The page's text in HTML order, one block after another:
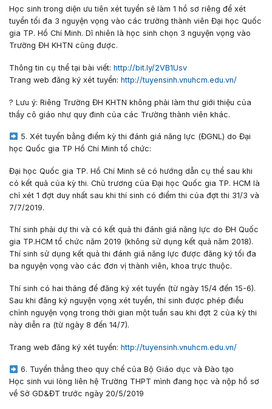
Học sinh trong diện ưu tiên xét tuyển sẽ làm 1 hồ sơ riêng để xét
tuyển tối đa 3 nguyện vọng vào các trường thành viên Đại học Quốc
gia TP. Hồ Chí Minh. Dĩ nhiên là học sinh chọn 3 nguyện vọng vào
Trường ĐH KHTN cũng được.
Thông tin cụ thể tại bài viết: http://bit.ly/2VB1Usv
Trang web đăng ký xét tuyển: http://tuyensinh.vnuhcm.edu.vn/
? Lưu ý: Riêng Trường ĐH KHTN không phải làm thư giới thiệu của
thầy cô giáo như quy đinh của các Trường thành viên khác.
5. Xét tuyển bằng điểm kỳ thi đánh giá năng lực (ĐGNL) do Đại
học Quốc gia TP Hồ Chí Minh tổ chức:
Đại học Quốc gia TP. Hồ Chí Minh sẽ có hướng dẫn cụ thể sau khi
có kết quả của kỳ thi. Chủ trương của Đại học Quốc gia TP. HCM là
chỉ xét 1 đợt duy nhất sau khi thí sinh có điểm thi của đợt thi 31/3 và
7/7/2019.
Thí sinh phải dự thi và có kết quả thi đánh giá năng lực do ĐH Quốc
gia TP.HCM tổ chức năm 2019 (không sử dụng kết quả năm 2018).
Thí sinh sử dụng kết quả thi đánh giá năng lực được đăng ký tối đa
ba nguyện vọng vào các đơn vị thành viên, khoa trực thuộc.
Thí sinh có hai tháng để đăng ký xét tuyển (từ ngày 15/4 đến 15-6).
Sau khi đăng ký nguyện vọng xét tuyển, thí sinh được phép điều
chỉnh nguyện vọng trong thời gian một tuần sau khi đợt 2 của kỳ thi
này diễn ra (từ ngày 8 đến 14/7).
Trang web đăng ký xét tuyển: http://tuyensinh.vnuhcm.edu.vn/
6. Tuyển thẳng theo quy chế của Bộ Giáo dục và Đào tạo
Học sinh vui lòng liên hệ Trường THPT mình đang học và nộp hồ sơ
về Sở GD&ĐT trước ngày 20/5/2019